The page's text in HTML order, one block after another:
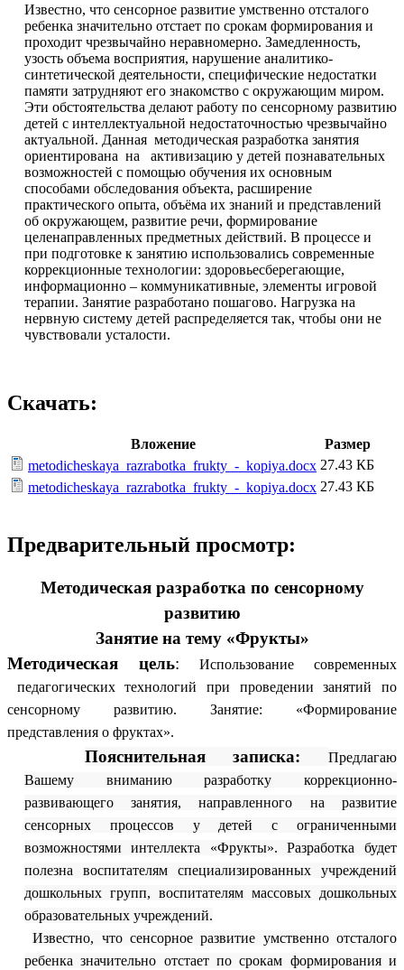
Известно, что сенсорное развитие умственно отсталого
ребенка значительно отстает по срокам формирования и
проходит чрезвычайно неравномерно. Замедленность,
узость объема восприятия, нарушение аналитико-
синтетической деятельности, специфические недостатки
памяти затрудняют его знакомство с окружающим миром.
Эти обстоятельства делают работу по сенсорному развитию
детей с интеллектуальной недостаточностью чрезвычайно
актуальной. Данная методическая разработка занятия
ориентирована на активизацию у детей познавательных
возможностей с помощью обучения их основным
способами обследования объекта, расширение
практического опыта, объёма их знаний и представлений
об окружающем, развитие речи, формирование
целенаправленных предметных действий. В процессе и
при подготовке к занятию использовались современные
коррекционные технологии: здоровьесберегающие,
информационно – коммуникативные, элементы игровой
терапии. Занятие разработано пошагово. Нагрузка на
нервную систему детей распределяется так, чтобы они не
чувствовали усталости.
Скачать:
Вложение
Размер
metodicheskaya_razrabotka_frukty_-_kopiya.docx 27.43 КБ
metodicheskaya_razrabotka_frukty_-_kopiya.docx 27.43 КБ
Предварительный просмотр:
Методическая разработка по сенсорному
развитию
Занятие на тему «Фрукты»
Методическая цель: Использование современных
педагогических технологий при проведении занятий по
сенсорному развитию. Занятие: «Формирование
представления о фруктах».
Пояснительная записка:
Предлагаю
Вашему вниманию разработку коррекционно-
развивающего занятия, направленного на развитие
сенсорных процессов у детей с ограниченными
возможностями интеллекта «Фрукты». Разработка будет
полезна воспитателям специализированных учреждений
дошкольных групп, воспитателям массовых дошкольных
образовательных учреждений.
Известно, что сенсорное развитие умственно отсталого
ребенка значительно отстает по срокам формирования и